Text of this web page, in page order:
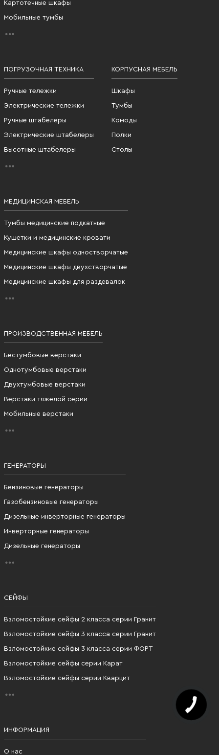
Картотечные шкафы
Мобильные тумбы
ПОГРУЗОЧНАЯ ТЕХНИКА
Ручные тележки
Электрические тележки
Ручные штабелеры
Электрические штабелеры
Высотные штабелеры
КОРПУСНАЯ МЕБЕЛЬ
Шкафы
Тумбы
Комоды
Полки
Столы
МЕДИЦИНСКАЯ МЕБЕЛЬ
Тумбы медицинские подкатные
Кушетки и медицинские кровати
Медицинские шкафы одностворчатые
Медицинские шкафы двухстворчатые
Медицинские шкафы для раздевалок
ПРОИЗВОДСТВЕННАЯ МЕБЕЛЬ
Бестумбовые верстаки
Однотумбовые верстаки
Двухтумбовые верстаки
Верстаки тяжелой серии
Мобильные верстаки
ГЕНЕРАТОРЫ
Бензиновые генераторы
Газобензиновые генераторы
Дизельные инверторные генераторы
Инверторные генераторы
Дизельные генераторы
СЕЙФЫ
Взломостойкие сейфы 2 класса серии Гранит
Взломостойкие сейфы 3 класса серии Гранит
Взломостойкие сейфы 3 класса серии ФОРТ
Взломостойкие сейфы серии Карат
Взломостойкие сейфы серии Кварцит
ИНФОРМАЦИЯ
О нас